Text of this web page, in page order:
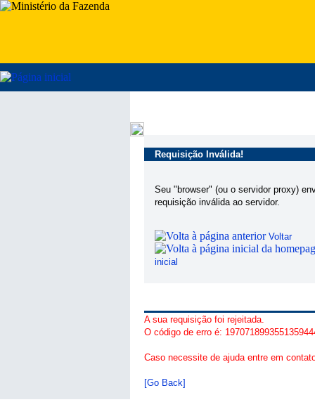
Requisição Inválida!
Seu "browser" (ou o servidor proxy)
requisição inválida ao servidor.
Voltar
inicial
A sua requisição foi rejeitada.
O código de erro é:
Caso necessite de ajuda entre em
[Go Back]